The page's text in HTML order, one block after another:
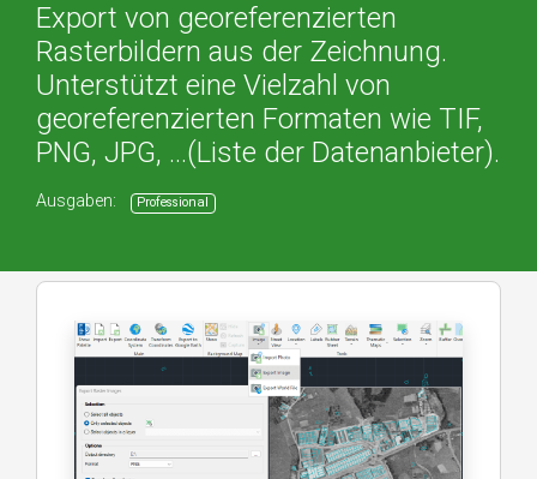
Export von georeferenzierten
Rasterbildern aus der Zeichnung.
Unterstützt eine Vielzahl von
georeferenzierten Formaten wie TIF,
PNG, JPG, ...(Liste der Datenanbieter).
Ausgaben: Professional